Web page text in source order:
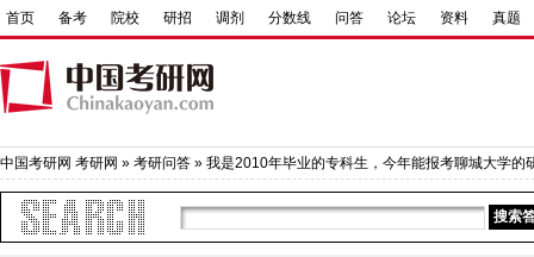
首页 备考 院校 研招 调剂 分数线 问答 论坛 资料 真题
中国考研网 考研网 » 考研问答 » 我是2010年毕业的专科生，今年能报考聊城大学的